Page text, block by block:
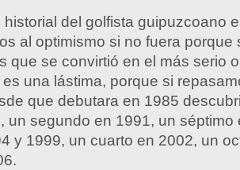
historial del golfista guipuzcoano
al optimismo si no fuera porque
que se convirtió en el más serio
una lástima, porque si
que debutara en 1985
un segundo en 1991, un séptimo
y 1999, un cuarto en 2002, un